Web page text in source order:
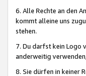
6. Alle Rechte an den
kommt alleine uns
stehen.
7. Du darfst kein Logo
anderweitig
8. Sie dürfen in keiner